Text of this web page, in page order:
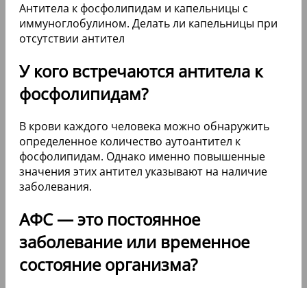
Антитела к фосфолипидам и капельницы с
иммуноглобулином. Делать ли капельницы при
отсутствии антител
У кого встречаются антитела к
фосфолипидам?
В крови каждого человека можно обнаружить
определенное количество аутоантител к
фосфолипидам. Однако именно повышенные
значения этих антител указывают на наличие
заболевания.
АФС — это постоянное
заболевание или временное
состояние организма?